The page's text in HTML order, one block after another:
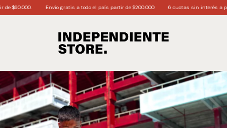
Envío gratis a todo el país partir de $200.000 6 cuotas sin interés a partir de